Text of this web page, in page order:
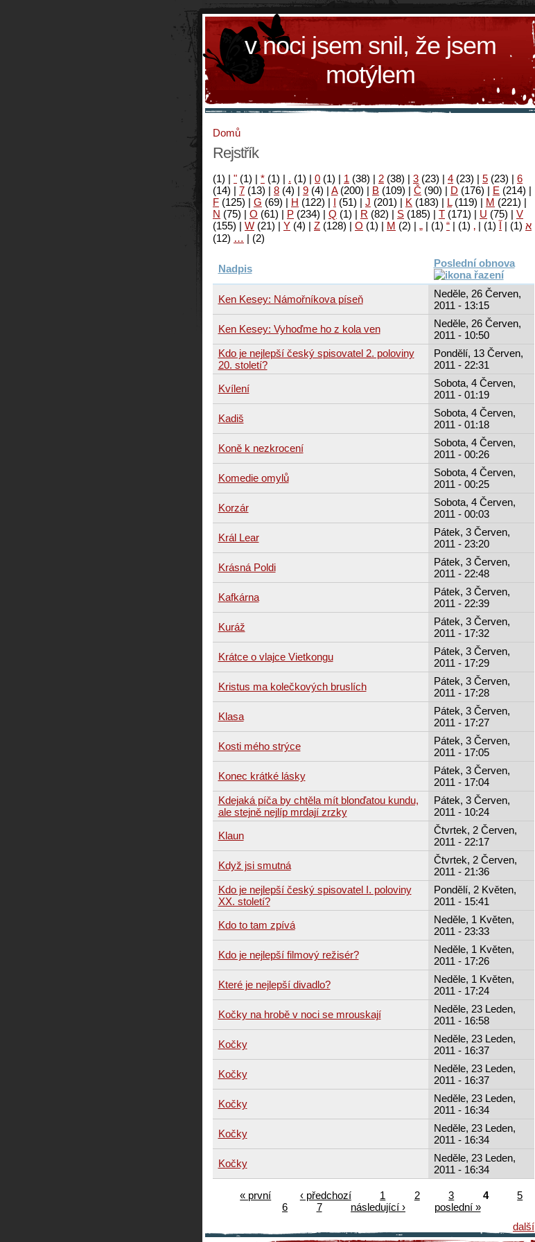
v noci jsem snil, že jsem
motýlem
Domů
Rejstřík
(1) | " (1) | * (1) | . (1) | 0 (1) | 1 (38) | 2 (38) | 3 (23) | 4 (23) | 5 (23) | 6
(14) | 7 (13) | 8 (4) | 9 (4) | A(200) | B (109) | Č (90) | D (176) | E (214) |
F (125) | G (69) | H (122) | I (51) | J (201) | K (183) | L(119) | M (221) |
N (75) | O (61) | P (234) | Q (1) | R (82) | S (185) | T (171) | U (75) | V
(155) | W (21) | Y (4) | Z (128) | Ο (1) | М (2) | א (1)
| آ (1)
|
‚
(1)
|
“
(1)
|
„
(2)
|
…
(12)
Nadpis Poslední obnova
Ken Kesey: Námořníkova píseň
Neděle, 26 Červen,
2011 - 13:15
Ken Kesey: Vyhoďme ho z kola ven
Neděle, 26 Červen,
2011 - 10:50
Kdo je nejlepší český spisovatel 2. poloviny
20. století?
Pondělí, 13 Červen,
2011 - 22:31
Kvílení
Sobota, 4 Červen,
2011 - 01:19
Kadiš
Sobota, 4 Červen,
2011 - 01:18
Koně k nezkrocení
Sobota, 4 Červen,
2011 - 00:26
Komedie omylů
Sobota, 4 Červen,
2011 - 00:25
Korzár
Sobota, 4 Červen,
2011 - 00:03
Král Lear
Pátek, 3 Červen,
2011 - 23:20
Krásná Poldi
Pátek, 3 Červen,
2011 - 22:48
Kafkárna
Pátek, 3 Červen,
2011 - 22:39
Kuráž
Pátek, 3 Červen,
2011 - 17:32
Krátce o vlajce Vietkongu
Pátek, 3 Červen,
2011 - 17:29
Kristus ma kolečkových bruslích
Pátek, 3 Červen,
2011 - 17:28
Klasa
Pátek, 3 Červen,
2011 - 17:27
Kosti mého strýce
Pátek, 3 Červen,
2011 - 17:05
Konec krátké lásky
Pátek, 3 Červen,
2011 - 17:04
Kdejaká píča by chtěla mít blonďatou kundu,
ale stejně nejlíp mrdají zrzky
Pátek, 3 Červen,
2011 - 10:24
Klaun
Čtvrtek, 2 Červen,
2011 - 22:17
Když jsi smutná
Čtvrtek, 2 Červen,
2011 - 21:36
Kdo je nejlepší český spisovatel I. poloviny
XX. století?
Pondělí, 2 Květen,
2011 - 15:41
Kdo to tam zpívá
Neděle, 1 Květen,
2011 - 23:33
Kdo je nejlepší filmový režisér?
Neděle, 1 Květen,
2011 - 17:26
Které je nejlepší divadlo?
Neděle, 1 Květen,
2011 - 17:24
Kočky na hrobě v noci se mrouskají
Neděle, 23 Leden,
2011 - 16:58
Kočky
Neděle, 23 Leden,
2011 - 16:37
Kočky
Neděle, 23 Leden,
2011 - 16:37
Kočky
Neděle, 23 Leden,
2011 - 16:34
Kočky
Neděle, 23 Leden,
2011 - 16:34
Kočky
Neděle, 23 Leden,
2011 - 16:34
« první ‹ předchozí 1 2 3 4
5
6
7 následující ›
poslední »
další